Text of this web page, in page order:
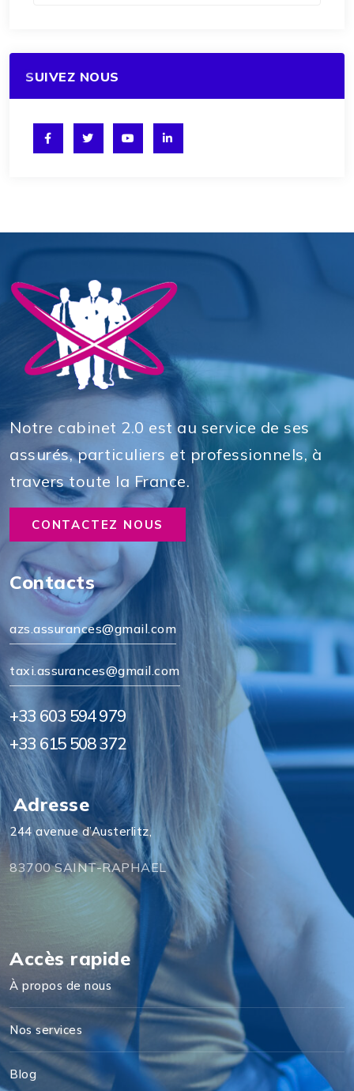
SUIVEZ NOUS
Notre cabinet 2.0 est au service de ses
assurés, particuliers et professionnels, à
travers toute la France.
CONTACTEZ NOUS
Contacts
azs.assurances@gmail.com
taxi.assurances@gmail.com
+33 603 594 979
+33 615 508 372
Adresse
244 avenue d’Austerlitz,
83700 SAINT-RAPHAEL
Accès rapide
À propos de nous
Nos services
Blog